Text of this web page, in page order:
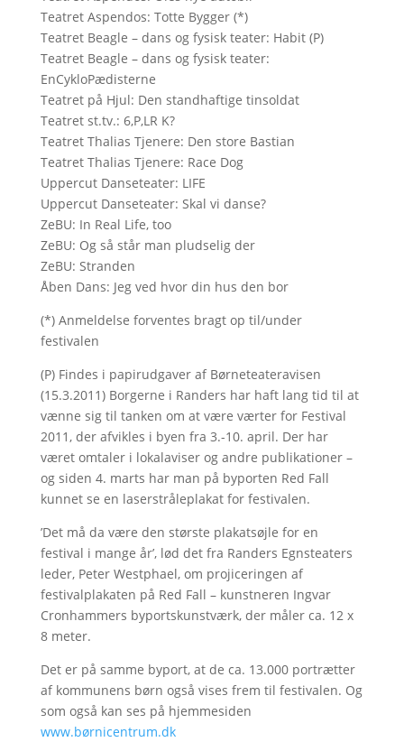
Teatret Aspendos: Totte Bygger (*)
Teatret Beagle – dans og fysisk teater: Habit (P)
Teatret Beagle – dans og fysisk teater:
EnCykloPædisterne
Teatret på Hjul: Den standhaftige tinsoldat
Teatret st.tv.: 6,P,LR K?
Teatret Thalias Tjenere: Den store Bastian
Teatret Thalias Tjenere: Race Dog
Uppercut Danseteater: LIFE
Uppercut Danseteater: Skal vi danse?
ZeBU: In Real Life, too
ZeBU: Og så står man pludselig der
ZeBU: Stranden
Åben Dans: Jeg ved hvor din hus den bor
(*) Anmeldelse forventes bragt op til/under
festivalen
(P) Findes i papirudgaver af Børneteateravisen
(15.3.2011) Borgerne i Randers har haft lang tid til at
vænne sig til tanken om at være værter for Festival
2011, der afvikles i byen fra 3.-10. april. Der har
været omtaler i lokalaviser og andre publikationer –
og siden 4. marts har man på byporten Red Fall
kunnet se en laserstråleplakat for festivalen.
’Det må da være den største plakatsøjle for en
festival i mange år’, lød det fra Randers Egnsteaters
leder, Peter Westphael, om projiceringen af
festivalplakaten på Red Fall – kunstneren Ingvar
Cronhammers byportskunstværk, der måler ca. 12 x
8 meter.
Det er på samme byport, at de ca. 13.000 portrætter
af kommunens børn også vises frem til festivalen. Og
som også kan ses på hjemmesiden
www.børnicentrum.dk